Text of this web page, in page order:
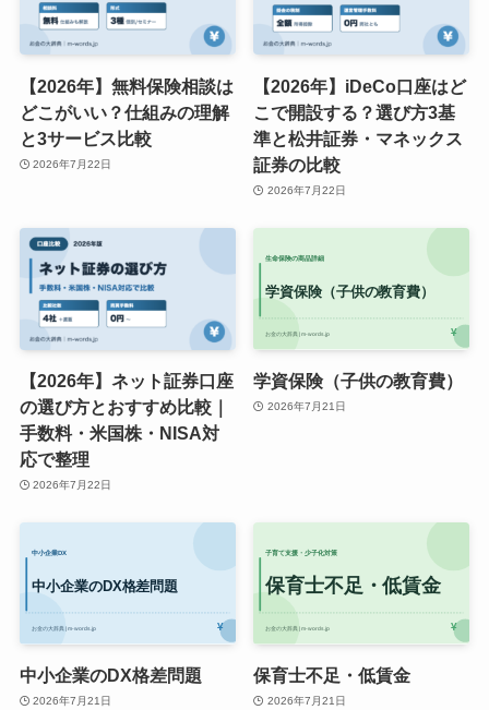
【2026年】無料保険相談は
どこがいい？仕組みの理解
と3サービス比較
2026年7月22日
【2026年】iDeCo口座はど
こで開設する？選び方3基
準と松井証券・マネックス
証券の比較
2026年7月22日
【2026年】ネット証券口座
の選び方とおすすめ比較｜
手数料・米国株・NISA対
応で整理
2026年7月22日
学資保険（子供の教育費）
2026年7月21日
中小企業のDX格差問題
2026年7月21日
保育士不足・低賃金
2026年7月21日